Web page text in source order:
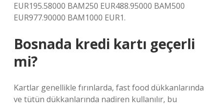
EUR195.58000 BAM250 EUR488.95000 BAM500
EUR977.90000 BAM1000 EUR1.
Bosnada kredi kartı geçerli
mi?
Kartlar genellikle fırınlarda, fast food dükkanlarında
ve tütün dükkanlarında nadiren kullanılır, bu